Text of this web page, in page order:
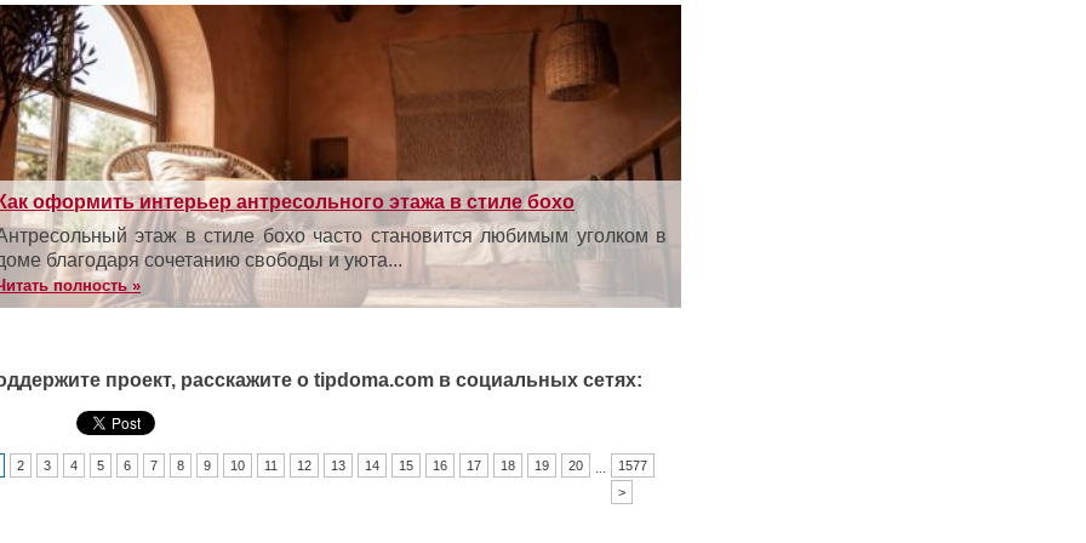
оформить интерьер антресольного этажа в стиле бохо
этаж в стиле бохо часто становится любимым уголком в
благодаря сочетанию свободы и уюта...
полность »
проект, расскажите о tipdoma.com в социальных сетях:
2 3 4 5 6 7 8 9 10 11 12 13 14 15 16 17 18 19 20
1577
>